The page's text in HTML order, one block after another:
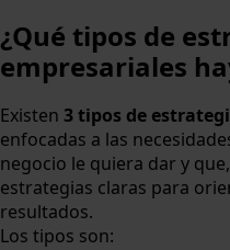
¿Qué tipos de
empresariales
Existen 3 tipos de
enfocadas a las
negocio le quiera dar y
estrategias claras para
resultados.
Los tipos son: